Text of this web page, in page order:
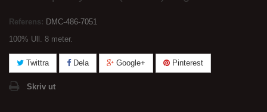
Referens: DMC-486-7051
100% Ull. 8 meter.
Twittra Dela Google+ Pinterest
Skriv ut